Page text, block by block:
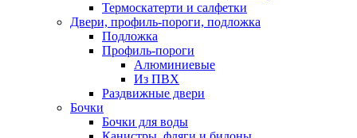
Термоскатерти и салфетки
Двери, профиль-пороги, подложка
Подложка
Профиль-пороги
Алюминиевые
Из ПВХ
Раздвижные двери
Бочки
Бочки для воды